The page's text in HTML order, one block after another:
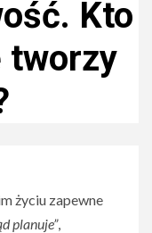
Kto
tworzy
życiu zapewne
planuje”,